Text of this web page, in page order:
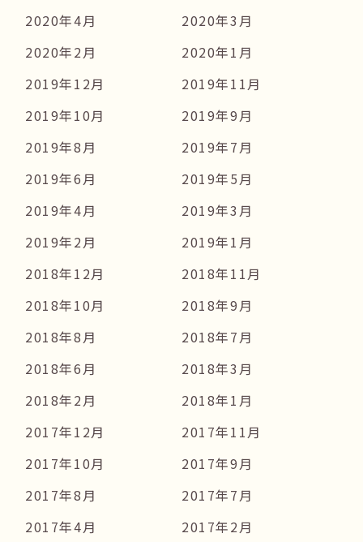
2020年4月
2020年3月
2020年2月
2020年1月
2019年12月
2019年11月
2019年10月
2019年9月
2019年8月
2019年7月
2019年6月
2019年5月
2019年4月
2019年3月
2019年2月
2019年1月
2018年12月
2018年11月
2018年10月
2018年9月
2018年8月
2018年7月
2018年6月
2018年3月
2018年2月
2018年1月
2017年12月
2017年11月
2017年10月
2017年9月
2017年8月
2017年7月
2017年4月
2017年2月